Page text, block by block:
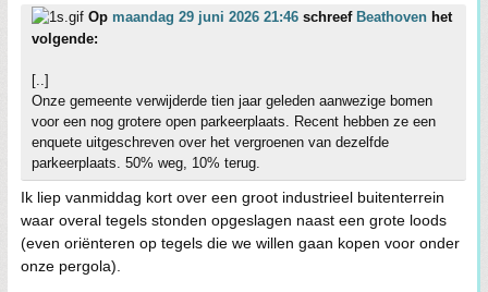
Op maandag 29 juni 2026 21:46 schreef Beathoven het
volgende:
[..]
Onze gemeente verwijderde tien jaar geleden aanwezige bomen
voor een nog grotere open parkeerplaats. Recent hebben ze een
enquete uitgeschreven over het vergroenen van dezelfde
parkeerplaats. 50% weg, 10% terug.
Ik liep vanmiddag kort over een groot industrieel buitenterrein
waar overal tegels stonden opgeslagen naast een grote loods
(even oriënteren op tegels die we willen gaan kopen voor onder
onze pergola).